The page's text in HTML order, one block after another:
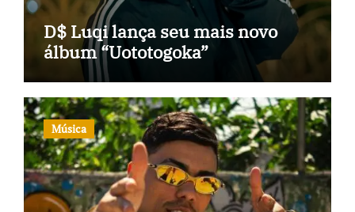
D$ Luqi lança seu mais novo
álbum “Uototogoka”
Música